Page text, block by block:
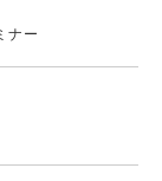
ナー